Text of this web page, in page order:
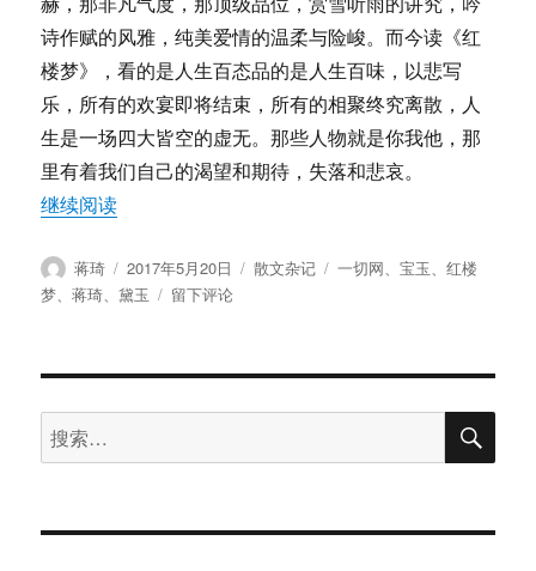
诗作赋的风雅，纯美爱情的温柔与险峻。而今读《红
楼梦》，看的是人生百态品的是人生百味，以悲写
乐，所有的欢宴即将结束，所有的相聚终究离散，人
生是一场四大皆空的虚无。那些人物就是你我他，那
里有着我们自己的渴望和期待，失落和悲哀。
继续阅读“蒋琦：宝玉，你好”
作
者
蒋琦
发
布
2017年5月20日
分
散文杂记
标
一切网、宝玉、红楼
梦、蒋琦、黛玉
于
宝
你
留下评论
搜
索：
搜